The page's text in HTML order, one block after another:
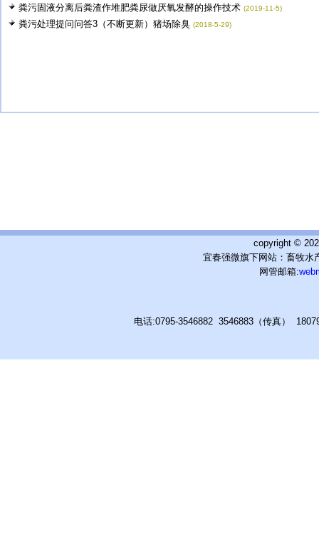
粪污固液分离后粪渣作堆肥粪尿做厌氧发酵的操作技术 (2019-11-5)
粪污处理提问问答3（不断更新）猪场除臭 (2018-5-29)
copyright ©
宜春强微旗下网站：畜牧水
网管邮箱:
电话:0795-3546882 3546883（传真）